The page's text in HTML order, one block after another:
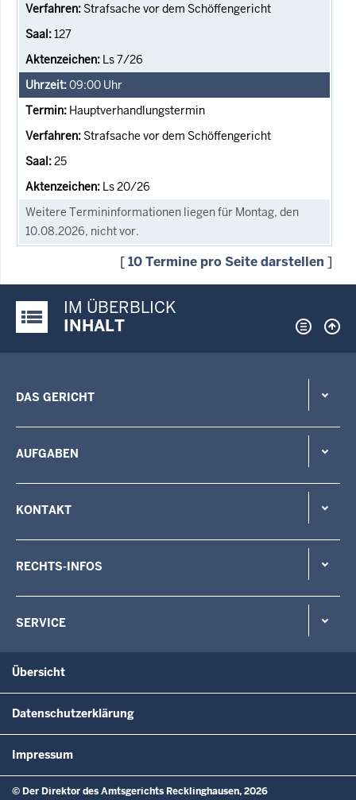
Strafsache vor dem Schöffengericht
127
Ls 7/26
09:00 Uhr
Hauptverhandlungstermin
Strafsache vor dem Schöffengericht
25
Ls 20/26
Weitere Termininformationen liegen für Montag, den
10.08.2026, nicht vor.
[10 Termine pro Seite darstellen ]
Justiz-Portal im Überblick:
IM ÜBERBLICK
INHALT
DAS GERICHT
AUFGABEN
KONTAKT
RECHTS-INFOS
SERVICE
Übersicht
Datenschutzerklärung
Impressum
© Der Direktor des Amtsgerichts Recklinghausen, 2026